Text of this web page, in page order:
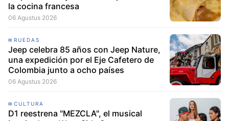
la cocina francesa
06 Agustus 2026
RUEDAS
Jeep celebra 85 años con Jeep Nature,
una expedición por el Eje Cafetero de
Colombia junto a ocho países
06 Agustus 2026
CULTURA
D1 reestrena "MEZCLA", el musical